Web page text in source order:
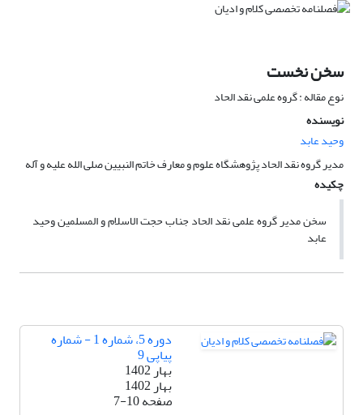
سخن نخست
نوع مقاله : گروه علمی نقد الحاد
نویسنده
وحید عابد
مدیر گروه نقد الحاد پژوهشگاه علوم و معارف خاتم النبیین صلی الله علیه و آله
چکیده
سخن مدیر گروه علمی نقد الحاد جناب حجت الاسلام و المسلمین وحید
عابد
دوره 5، شماره 1 - شماره
پیاپی 9
بهار 1402
بهار 1402
صفحه7-10